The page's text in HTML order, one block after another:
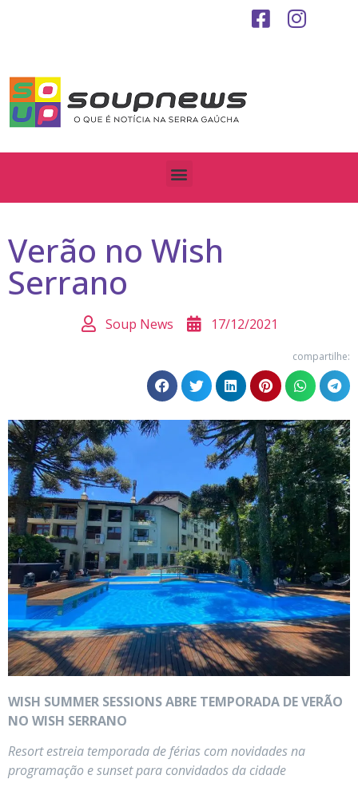
Verão no Wish
Serrano
Soup News 17/12/2021
compartilhe:
WISH SUMMER SESSIONS ABRE TEMPORADA DE VERÃO
NO WISH SERRANO
Resort estreia temporada de férias com novidades na
programação e sunset para convidados da cidade